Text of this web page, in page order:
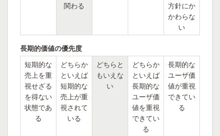
関わる
方針にか
かわらな
い
長期的価値の優先度
短期的な
売上を重
視せざる
を得ない
状態であ
る
どちらか
といえば
短期的な
売上が重
視されて
いる
どちらと
もいえな
い
どちらか
といえば
長期的な
ユーザ価
値を重視
できてい
る
長期的な
ユーザ価
値が重視
できてい
る